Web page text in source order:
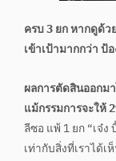
ครบ 3 ยก หากดูด้
เข้าเป้ามากกว่า ป้
ผลการตัดสินออกม
แม้กรรมการจะให้
ลีซอ แพ้ 1 ยก “เจ๋
เท่ากับสิ่งที่เราได้